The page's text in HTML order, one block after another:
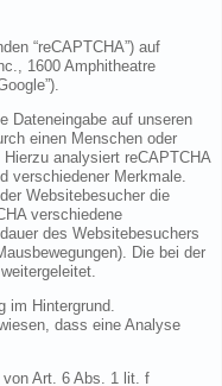
“reCAPTCHA”) auf
1600 Amphitheatre
Dateneingabe auf unseren
einen Menschen oder
analysiert reCAPTCHA
verschiedener Merkmale.
Websitebesucher die
verschiedene
des Websitebesuchers
Die bei der
im Hintergrund.
dass eine Analyse
von Art. 6 Abs. 1 lit. f